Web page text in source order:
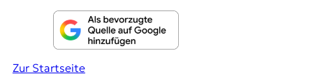
Zur Startseite